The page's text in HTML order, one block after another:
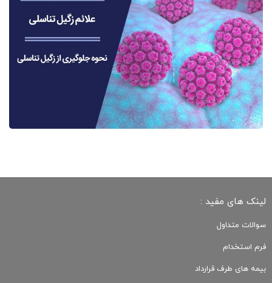
لینک های مفید :
سوالات متداول
فرم استخدام
بیمه های طرف قرارداد